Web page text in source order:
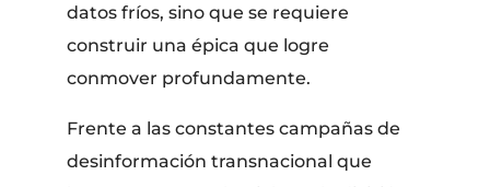
datos fríos, sino que se requiere
construir una épica que logre
conmover profundamente.
​Frente a las constantes campañas de
desinformación transnacional que